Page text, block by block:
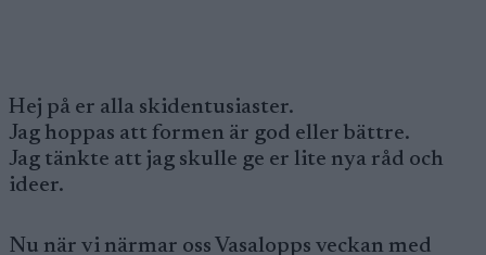
Hej på er alla skidentusiaster.
Jag hoppas att formen är god eller bättre.
Jag tänkte att jag skulle ge er lite nya råd och
ideer.
Nu när vi närmar oss Vasalopps veckan med